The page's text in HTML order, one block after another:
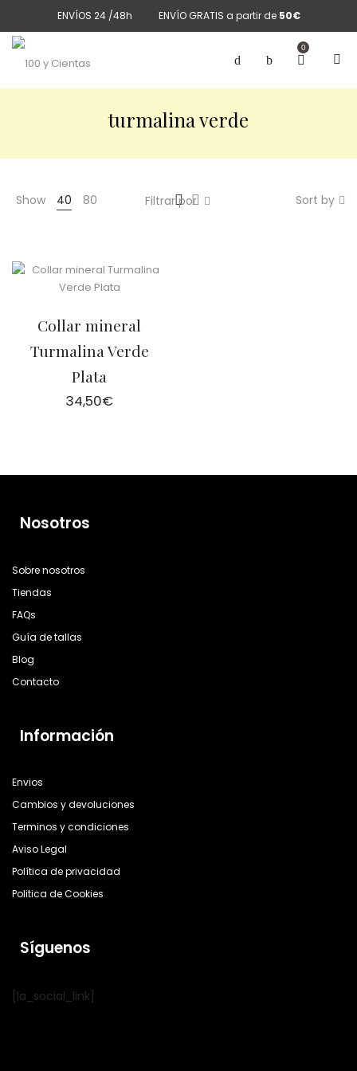
ENVÍOS 24 /48h ENVÍO GRATIS a partir de 50€
0
turmalina verde
Show 40 80 Sort by
Filtrar por
Collar mineral
Turmalina Verde
Plata
34,50€
Nosotros
Sobre nosotros
Tiendas
FAQs
Guía de tallas
Blog
Contacto
Información
Envios
Cambios y devoluciones
Terminos y condiciones
Aviso Legal
Política de privacidad
Politica de Cookies
Síguenos
[la_social_link]